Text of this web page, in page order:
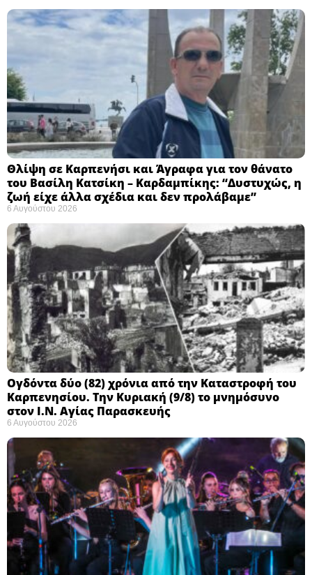
Θλίψη σε Καρπενήσι και Άγραφα για τον θάνατο
του Βασίλη Κατσίκη – Καρδαμπίκης: “Δυστυχώς, η
ζωή είχε άλλα σχέδια και δεν προλάβαμε”
6 Αυγούστου 2026
Ογδόντα δύο (82) χρόνια από την Καταστροφή του
Καρπενησίου. Την Κυριακή (9/8) το μνημόσυνο
στον Ι.Ν. Αγίας Παρασκευής
6 Αυγούστου 2026